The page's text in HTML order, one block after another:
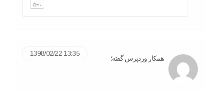
پاسخ
همکار وردپرس گفته؛
13:35 1398/02/22